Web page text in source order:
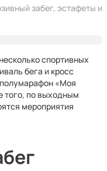
забег, эстафеты и
спортивных
бега и кросс
«Моя
того, по выходным
мероприятия